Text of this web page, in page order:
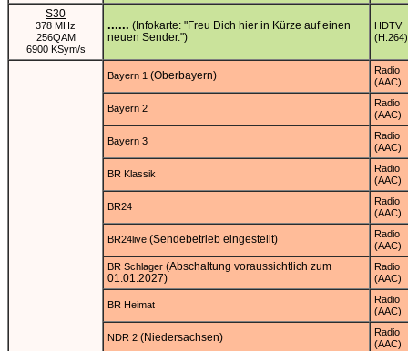
S30
378 MHz
256QAM
6900 KSym/s
...... (Infokarte: "Freu Dich hier in Kürze auf einen
neuen Sender.")
HDTV
(H.264)
Bayern 1 (Oberbayern)
Radio
(AAC)
Bayern 2
Radio
(AAC)
Bayern 3
Radio
(AAC)
BR Klassik
Radio
(AAC)
BR24
Radio
(AAC)
BR24live (Sendebetrieb eingestellt)
Radio
(AAC)
BR Schlager (Abschaltung voraussichtlich zum
01.01.2027)
Radio
(AAC)
BR Heimat
Radio
(AAC)
NDR 2 (Niedersachsen)
Radio
(AAC)